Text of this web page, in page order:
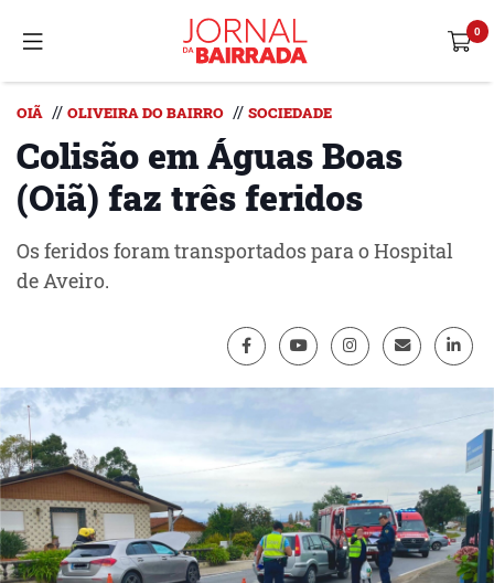
OIÃ // OLIVEIRA DO BAIRRO // SOCIEDADE
Colisão em Águas Boas
(Oiã) faz três feridos
Os feridos foram transportados para o Hospital
de Aveiro.